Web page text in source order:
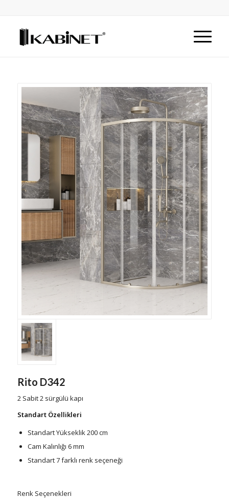
Rito D342
2 Sabit 2 sürgülü kapı
Standart Özellikleri
Standart Yükseklik 200 cm
Cam Kalınlığı 6 mm
Standart 7 farklı renk seçeneği
Renk Seçenekleri